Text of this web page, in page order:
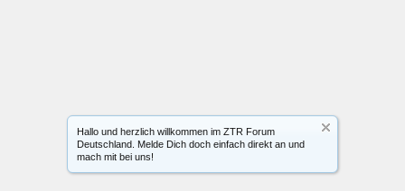
Hallo und herzlich willkommen im ZTR Forum
Deutschland. Melde Dich doch einfach direkt an und
mach mit bei uns!